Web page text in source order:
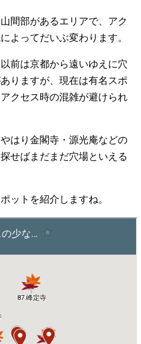
間部があるエリアで、アク
よってだいぶ変わります。
前は京都から遠いゆえに穴
りますが、現在は有名スポ
クセス時の混雑が避けられ
はり金閣寺・源光庵などの
せばまだまだ穴場といえる
ットを紹介しますね。